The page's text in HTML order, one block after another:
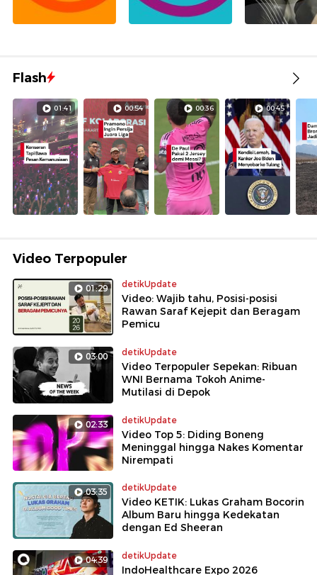
Flash
01:41 00:54 00:36 00:45
Video Terpopuler
01:29 detikUpdate
Video: Wajib tahu, Posisi-posisi
Rawan Saraf Kejepit dan Beragam
Pemicu
03:00 detikUpdate
Video Terpopuler Sepekan: Ribuan
WNI Bernama Tokoh Anime-
Mutilasi di Depok
02:33 detikUpdate
Video Top 5: Diding Boneng
Meninggal hingga Nakes Komentar
Nirempati
03:35 detikUpdate
Video KETIK: Lukas Graham Bocorin
Album Baru hingga Kedekatan
dengan Ed Sheeran
04:39 detikUpdate
IndoHealthcare Expo 2026